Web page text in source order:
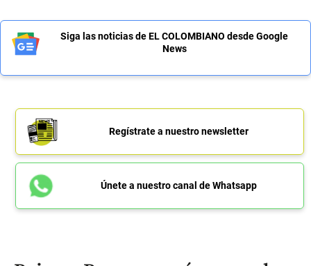
Siga las noticias de EL COLOMBIANO desde Google
News
Regístrate a nuestro newsletter
Únete a nuestro canal de Whatsapp